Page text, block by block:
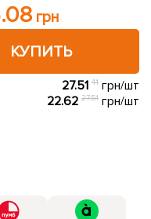
грн
КУПИТЬ
27.5141 грн/шт
22.6227.51 грн/шт